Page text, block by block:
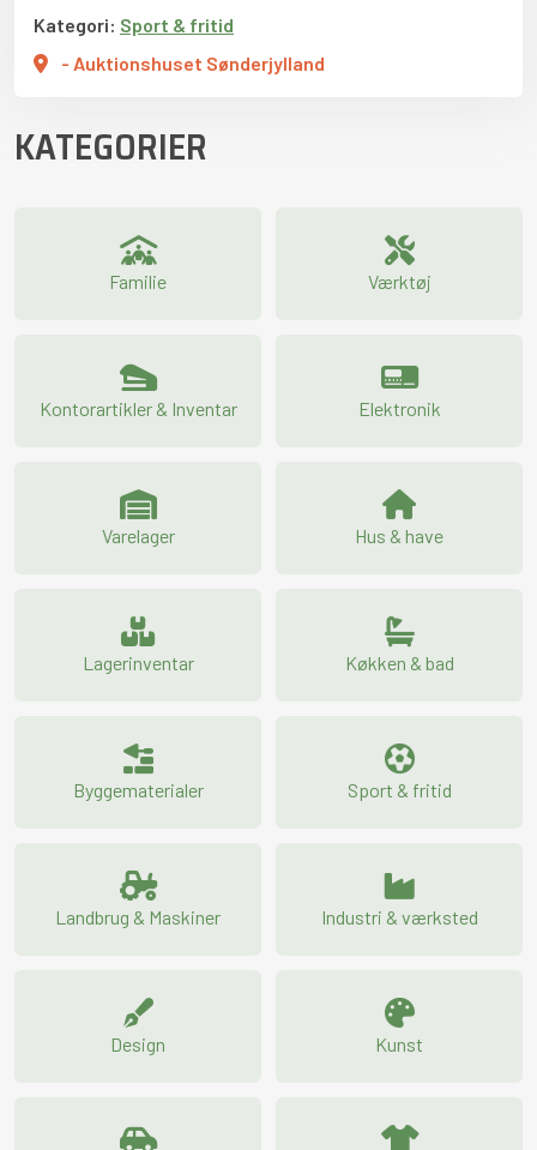
Kategori: Sport & fritid
- Auktionshuset Sønderjylland
KATEGORIER
Familie Værktøj
Kontorartikler & Inventar Elektronik
Varelager Hus & have
Lagerinventar Køkken & bad
Byggematerialer Sport & fritid
Landbrug & Maskiner Industri & værksted
Design Kunst